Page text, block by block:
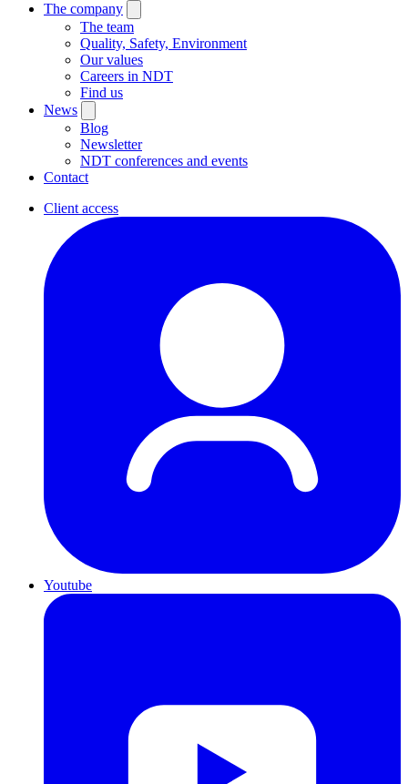
The company
The team
Quality, Safety, Environment
Our values
Careers in NDT
Find us
News
Blog
Newsletter
NDT conferences and events
Contact
Client access
Youtube